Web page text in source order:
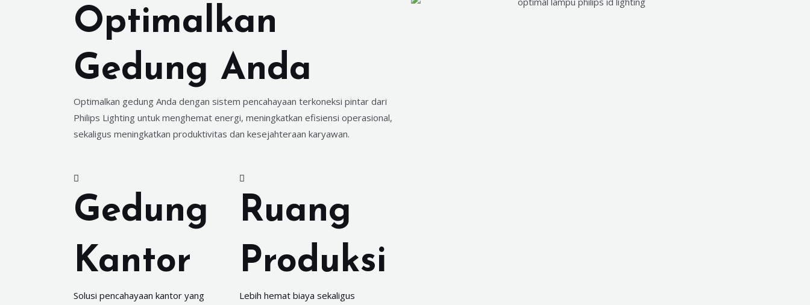
Optimalkan
Gedung Anda
Optimalkan gedung Anda dengan sistem pencahayaan terkoneksi pintar dari
Philips Lighting untuk menghemat energi, meningkatkan efisiensi operasional,
sekaligus meningkatkan produktivitas dan kesejahteraan karyawan.
Gedung
Kantor
Solusi pencahayaan kantor yang
Ruang
Produksi
Lebih hemat biaya sekaligus